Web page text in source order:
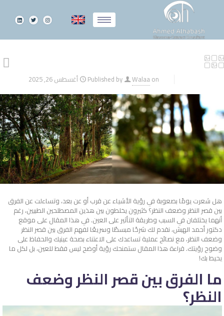
Published by Walaaon أغسطس 26, 2025
هل شعرت يومًا بصعوبة في رؤية الأشياء عن قرب أو عن بعد، وتساءلت عن الفرق
بين قصر النظر وضعف النظر؟ كثيرون يخلطون بين هذين المصطلحين الطبيين، رغم
أنهما يختلفان في السبب وطريقة التأثير على العين. في هذا المقال على موقع
دكتور أحمد الهبش، نقدم لك شرحًا مبسطًا وسريعًا لفهم الفرق بين قصر النظر
وضعف النظر، مع نصائح عملية تساعدك على الاعتناء بصحة عينيك والحفاظ على
وضوح رؤيتك. قراءة هذا المقال ستمنحك رؤية أوضح ليس فقط للعين، بل لكل ما
يحيط بك!
ما الفرق بين قصر النظر وضعف
النظر؟